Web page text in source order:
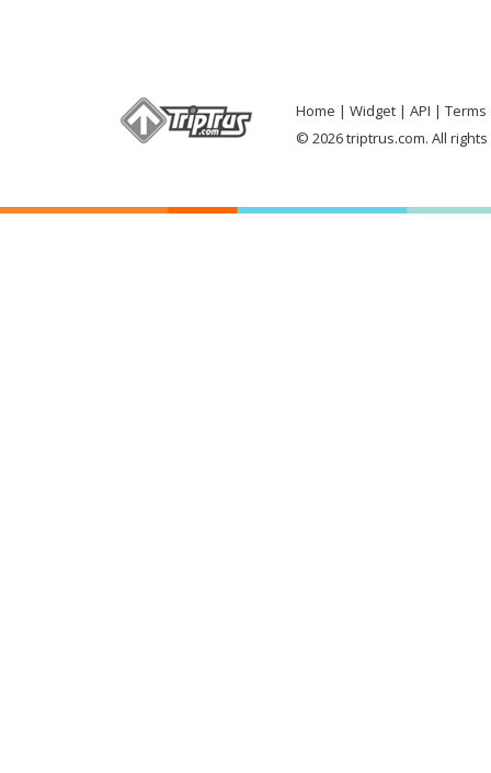
Home Widget API
Terms
© 2026 triptrus.com. All